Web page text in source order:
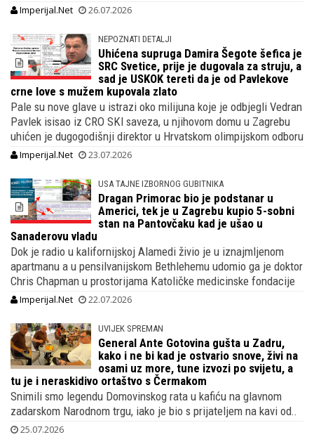
Imperijal.Net 26.07.2026
NEPOZNATI DETALJI
Uhićena supruga Damira Šegote šefica je
SRC Svetice, prije je dugovala za struju, a
sad je USKOK tereti da je od Pavlekove
crne love s mužem kupovala zlato
Pale su nove glave u istrazi oko milijuna koje je odbjegli Vedran
Pavlek isisao iz CRO SKI saveza, u njihovom domu u Zagrebu
uhićen je dugogodišnji direktor u Hrvatskom olimpijskom odboru
Imperijal.Net 23.07.2026
USA TAJNE IZBORNOG GUBITNIKA
Dragan Primorac bio je podstanar u
Americi, tek je u Zagrebu kupio 5-sobni
stan na Pantovčaku kad je ušao u
Sanaderovu vladu
Dok je radio u kalifornijskoj Alamedi živio je u iznajmljenom
apartmanu a u pensilvanijskom Bethlehemu udomio ga je doktor
Chris Chapman u prostorijama Katoličke medicinske fondacije
Imperijal.Net 22.07.2026
UVIJEK SPREMAN
General Ante Gotovina gušta u Zadru,
kako i ne bi kad je ostvario snove, živi na
osami uz more, tune izvozi po svijetu, a
tu je i neraskidivo ortaštvo s Čermakom
Snimili smo legendu Domovinskog rata u kafiću na glavnom
zadarskom Narodnom trgu, iako je bio s prijateljem na kavi od..
25.07.2026